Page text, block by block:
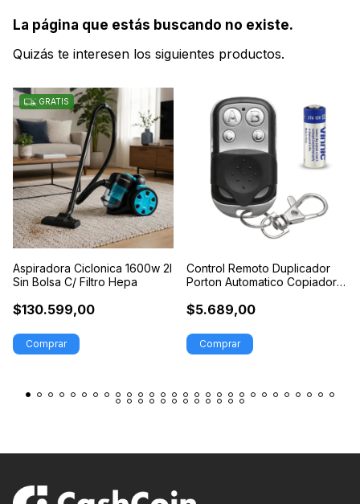
La página que estás buscando no existe.
Quizás te interesen los siguientes productos.
GRATIS
Aspiradora Ciclonica 1600w 2l
Sin Bolsa C/ Filtro Hepa
$130.599,00
Control Remoto Duplicador
Porton Automatico Copiador
$5.689,00
Comprar